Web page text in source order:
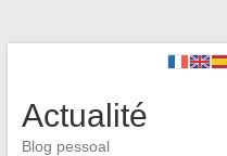
Actualité
Blog pessoal